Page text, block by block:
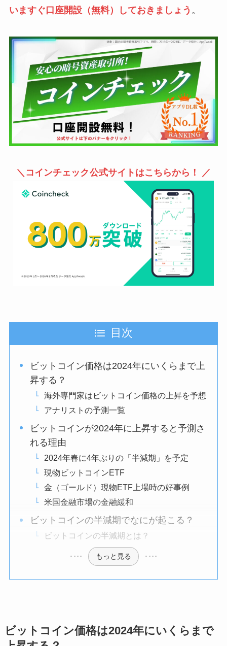
いますぐ口座開設（無料）しておきましょう 。
＼ コインチェック公式サイトはこちらから！ ／
目次
ビットコイン価格は2024年にいくらまで上
昇する？
海外専門家はビットコイン価格の上昇を予想
アナリストの予測一覧
ビットコインが2024年に上昇すると予測さ
れる理由
2024年春に4年ぶりの「半減期」を予定
現物ビットコインETF
金（ゴールド）現物ETF上場時の好事例
米国金融市場の金融緩和
ビットコインの半減期でなにが起こる？
ビットコインの半減期とは？
もっと見る
ビットコイン価格は2024年にいくらまで